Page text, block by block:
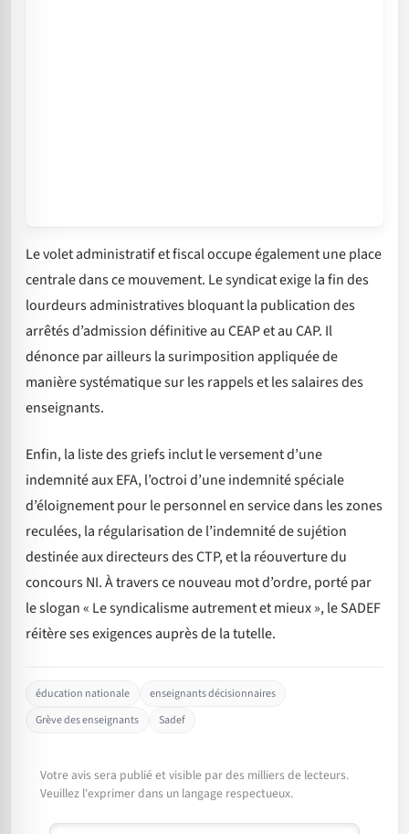
Le volet administratif et fiscal occupe également une place
centrale dans ce mouvement. Le syndicat exige la fin des
lourdeurs administratives bloquant la publication des
arrêtés d’admission définitive au CEAP et au CAP. Il
dénonce par ailleurs la surimposition appliquée de
manière systématique sur les rappels et les salaires des
enseignants.
Enfin, la liste des griefs inclut le versement d’une
indemnité aux EFA, l’octroi d’une indemnité spéciale
d’éloignement pour le personnel en service dans les zones
reculées, la régularisation de l’indemnité de sujétion
destinée aux directeurs des CTP, et la réouverture du
concours NI. À travers ce nouveau mot d’ordre, porté par
le slogan « Le syndicalisme autrement et mieux », le SADEF
réitère ses exigences auprès de la tutelle.
éducation nationale
enseignants décisionnaires
Grève des enseignants
Sadef
Votre avis sera publié et visible par des milliers de lecteurs.
Veuillez l'exprimer dans un langage respectueux.